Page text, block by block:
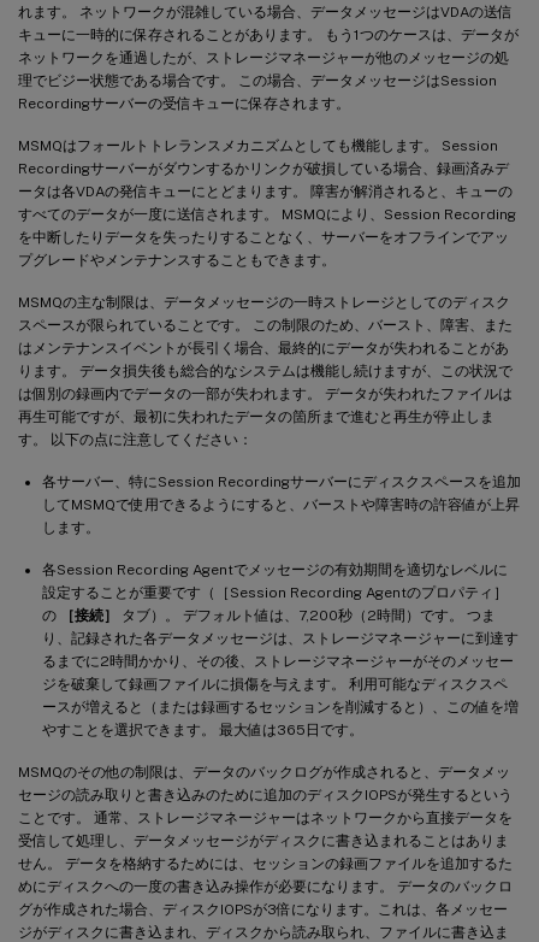
れます。 ネットワークが混雑している場合、データメッセージはVDAの送信
キューに一時的に保存されることがあります。 もう1つのケースは、データが
ネットワークを通過したが、ストレージマネージャーが他のメッセージの処
理でビジー状態である場合です。 この場合、データメッセージはSession
Recordingサーバーの受信キューに保存されます。
MSMQはフォールトトレランスメカニズムとしても機能します。 Session
Recordingサーバーがダウンするかリンクが破損している場合、録画済みデ
ータは各VDAの発信キューにとどまります。 障害が解消されると、キューの
すべてのデータが一度に送信されます。 MSMQにより、Session Recording
を中断したりデータを失ったりすることなく、サーバーをオフラインでアッ
プグレードやメンテナンスすることもできます。
MSMQの主な制限は、データメッセージの一時ストレージとしてのディスク
スペースが限られていることです。 この制限のため、バースト、障害、また
はメンテナンスイベントが長引く場合、最終的にデータが失われることがあ
ります。 データ損失後も総合的なシステムは機能し続けますが、この状況で
は個別の録画内でデータの一部が失われます。 データが失われたファイルは
再生可能ですが、最初に失われたデータの箇所まで進むと再生が停止しま
す。 以下の点に注意してください：
各サーバー、特にSession Recordingサーバーにディスクスペースを追加
してMSMQで使用できるようにすると、バーストや障害時の許容値が上昇
します。
各Session Recording Agentでメッセージの有効期間を適切なレベルに
設定することが重要です（［Session Recording Agentのプロパティ］
の
［接続］
タブ）。 デフォルト値は、7,200秒（2時間）です。 つま
り、記録された各データメッセージは、ストレージマネージャーに到達す
るまでに2時間かかり、その後、ストレージマネージャーがそのメッセー
ジを破棄して録画ファイルに損傷を与えます。 利用可能なディスクスペ
ースが増えると（または録画するセッションを削減すると）、この値を増
やすことを選択できます。 最大値は365日です。
MSMQのその他の制限は、データのバックログが作成されると、データメッ
セージの読み取りと書き込みのために追加のディスクIOPSが発生するという
ことです。 通常、ストレージマネージャーはネットワークから直接データを
受信して処理し、データメッセージがディスクに書き込まれることはありま
せん。 データを格納するためには、セッションの録画ファイルを追加するた
めにディスクへの一度の書き込み操作が必要になります。 データのバックロ
グが作成された場合、ディスクIOPSが3倍になります。これは、各メッセー
ジがディスクに書き込まれ、ディスクから読み取られ、ファイルに書き込ま